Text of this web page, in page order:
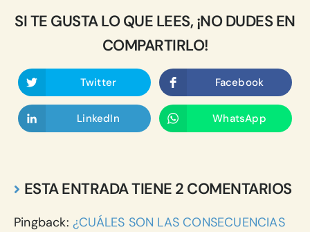
SI TE GUSTA LO QUE LEES, ¡NO DUDES EN
COMPARTIRLO!
Twitter Facebook
LinkedIn WhatsApp
ESTA ENTRADA TIENE 2 COMENTARIOS
Pingback: ¿CUÁLES SON LAS CONSECUENCIAS